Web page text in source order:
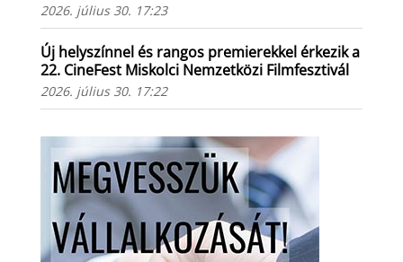
2026. július 30. 17:23
Új helyszínnel és rangos premierekkel érkezik a
22. CineFest Miskolci Nemzetközi Filmfesztivál
2026. július 30. 17:22